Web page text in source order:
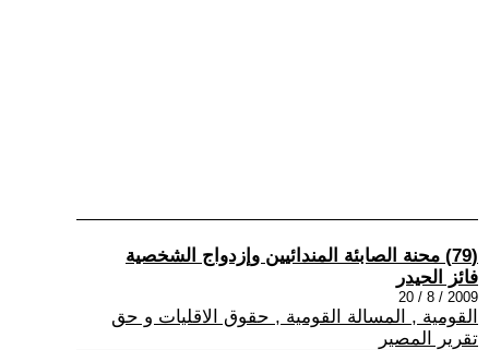
(79) محنة الصابئة المندائيين وإزدواج الشخصية
فائز الحيدر
2009 / 8 / 20
القومية , المسالة القومية , حقوق الاقليات و حق
تقرير المصير